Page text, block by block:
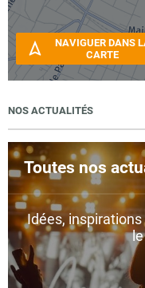
NAVIGUER DANS
CARTE
NOS ACTUALITÉS
Toutes nos
Idées,